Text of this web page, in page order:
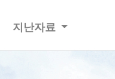
지난자료